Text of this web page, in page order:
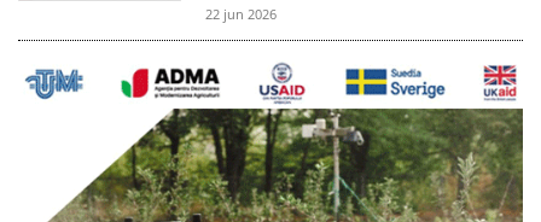
22 jun 2026